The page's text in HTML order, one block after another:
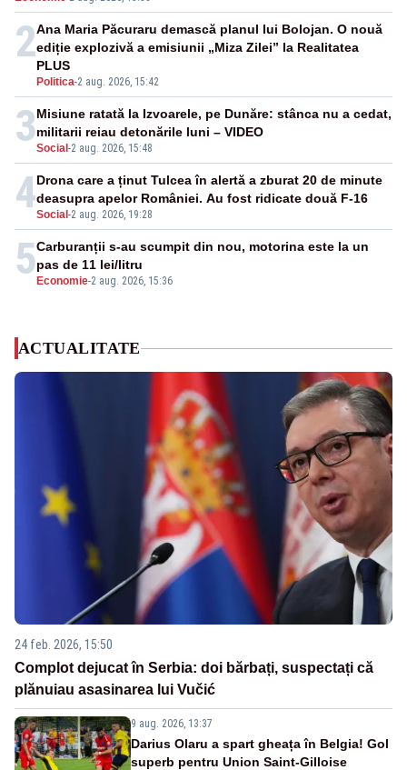
2
Politica-2 aug. 2026, 15:42
Ana Maria Păcuraru demască planul lui Bolojan. O nouă
ediție explozivă a emisiunii „Miza Zilei” la Realitatea
PLUS
3Social -2 aug. 2026, 15:48
Misiune ratată la Izvoarele, pe Dunăre: stânca nu a cedat,
militarii reiau detonările luni – VIDEO
4Social -2 aug. 2026, 19:28
Drona care a ținut Tulcea în alertă a zburat 20 de minute
deasupra apelor României. Au fost ridicate două F-16
5 Economie-2 aug. 2026, 15:36
Carburanții s-au scumpit din nou, motorina este la un
pas de 11 lei/litru
ACTUALITATE
24 feb. 2026, 15:50
Complot dejucat în Serbia: doi bărbați, suspectați că
plănuiau asasinarea lui Vučić
9 aug. 2026, 13:37
Darius Olaru a spart gheața în Belgia! Gol
superb pentru Union Saint-Gilloise